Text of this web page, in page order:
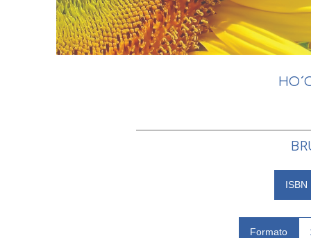
ISBN
Formato